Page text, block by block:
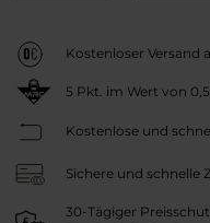
Kostenloser Versand
5 Pkt. im Wert von
Kostenlose und
Sichere und schnelle
30-Tägiger